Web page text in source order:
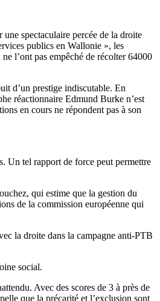
spectaculaire percée de la droite
publics en Wallonie », les
l’ont pas empêché de récolter 64000
d’un prestige indiscutable. En
réactionnaire Edmund Burke n’est
en cours ne répondent pas à son
Un tel rapport de force peut permettre
qui estime que la gestion du
de la commission européenne qui
la droite dans la campagne anti-PTB
social.
Avec des scores de 3 à près de
que la précarité et l’exclusion sont